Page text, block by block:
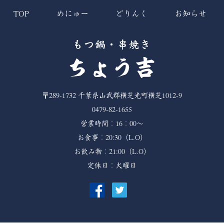
TOP めにゅー どりんく お知らせ
〒289-1732 千葉県山武郡横芝光町横芝1012-9
0479-82-1655
営業時間：16：00～
お食事：20:30（L.O）
お飲み物：21:00（L.O）
定休日：火曜日